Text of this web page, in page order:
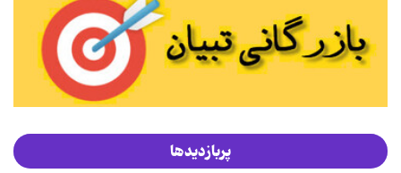
پربازدیدها